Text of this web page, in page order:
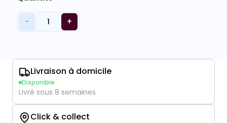
− 1 +
Livraison à domicile
Disponible
Livré sous 8 semaines
Click & collect